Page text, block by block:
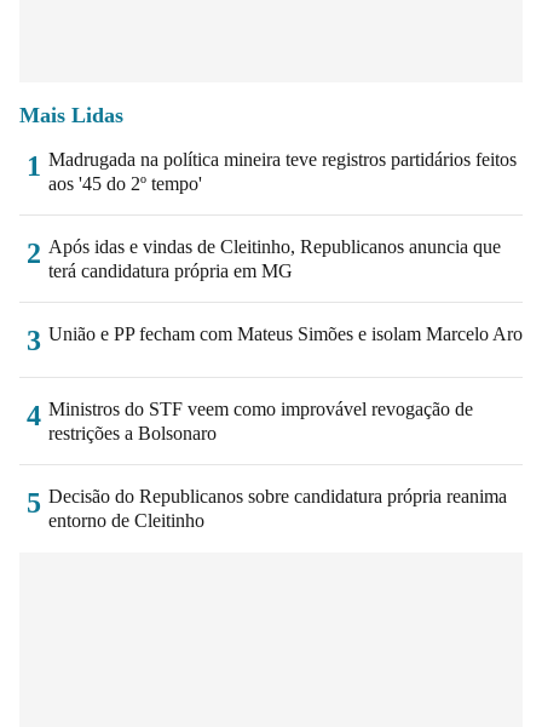
Mais Lidas
1 Madrugada na política mineira teve registros partidários feitos
aos '45 do 2º tempo'
2 Após idas e vindas de Cleitinho, Republicanos anuncia que
terá candidatura própria em MG
3 União e PP fecham com Mateus Simões e isolam Marcelo Aro
4 Ministros do STF veem como improvável revogação de
restrições a Bolsonaro
5 Decisão do Republicanos sobre candidatura própria reanima
entorno de Cleitinho